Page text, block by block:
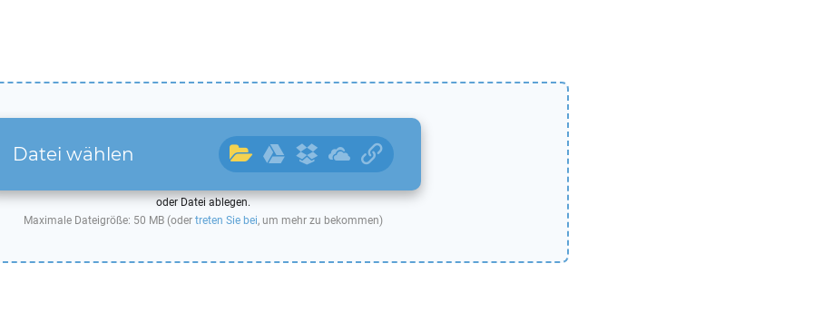
Datei wählen
oder Datei ablegen.
Maximale Dateigröße: 50 MB (oder treten Sie bei, um mehr zu bekommen)